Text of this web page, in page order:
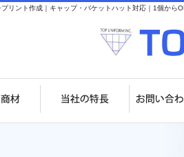
リント作成｜キャップ・バケットハット対応｜1個から